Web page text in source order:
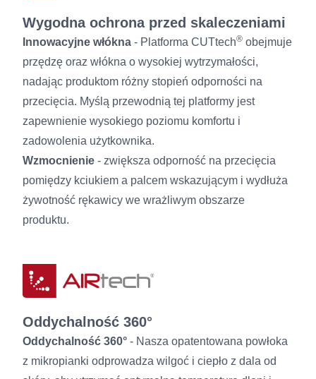
Wygodna ochrona przed skaleczeniami
Innowacyjne włókna - Platforma CUTtech® obejmuje
przędzę oraz włókna o wysokiej wytrzymałości,
nadając produktom różny stopień odporności na
przecięcia. Myślą przewodnią tej platformy jest
zapewnienie wysokiego poziomu komfortu i
zadowolenia użytkownika.
Wzmocnienie - zwiększa odporność na przecięcia
pomiędzy kciukiem a palcem wskazującym i wydłuża
żywotność rękawicy we wrażliwym obszarze
produktu.
Oddychalność 360°
Oddychalność 360° - Nasza opatentowana powłoka
z mikropianki odprowadza wilgoć i ciepło z dala od